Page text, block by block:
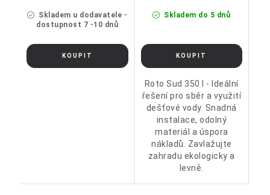
Skladem u dodavatele -
dostupnost 7 -10 dnů
Skladem do 5 dnů
Roto Sud 350 l - Ideální
řešení pro sběr a využití
dešťové vody. Snadná
instalace, odolný
materiál a úspora
nákladů. Zavlažujte
zahradu ekologicky a
levně.